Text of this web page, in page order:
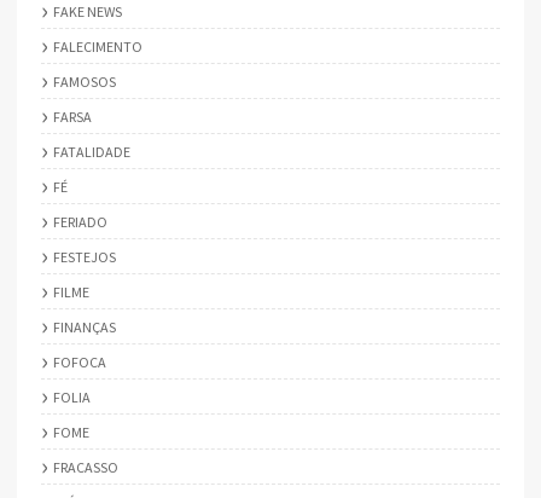
FAKE NEWS
FALECIMENTO
FAMOSOS
FARSA
FATALIDADE
FÉ
FERIADO
FESTEJOS
FILME
FINANÇAS
FOFOCA
FOLIA
FOME
FRACASSO